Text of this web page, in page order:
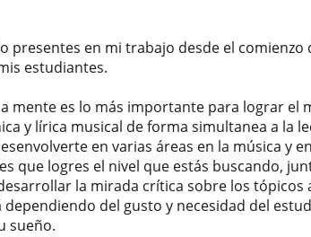
presentes en mi trabajo desde el
estudiantes.
mente es lo más importante para lograr el
y lírica musical de forma simultanea a la
en varias áreas en la música y
que logres el nivel que estás buscando,
la mirada crítica sobre los tópicos
del gusto y necesidad del
sueño.